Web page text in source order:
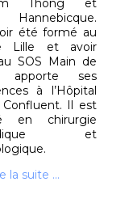
Thong et
Hannebicque.
été formé au
Lille et avoir
SOS Main de
ses
à l’Hôpital
Il est
en chirurgie
et
la suite ...